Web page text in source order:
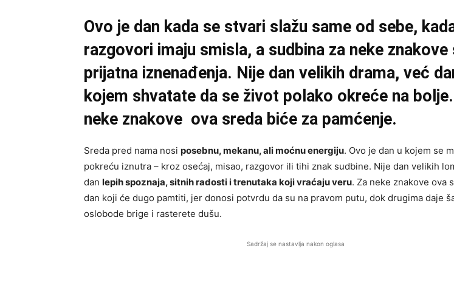
Ovo je dan kada se stvari slažu same od sebe,
razgovori imaju smisla, a sudbina za neke znakove
prijatna iznenađenja. Nije dan velikih drama, već
kojem shvatate da se život polako okreće na
neke znakove ova sreda biće za pamćenje.
Sreda pred nama nosi posebnu, mekanu, ali moćnu energiju. Ovo je dan u kojem se
pokreću iznutra – kroz osećaj, misao, razgovor ili tihi znak sudbine. Nije dan velikih
dan lepih spoznaja, sitnih radosti i trenutaka koji vraćaju veru. Za neke znakove ova
dan koji će dugo pamtiti, jer donosi potvrdu da su na pravom putu, dok drugima daje
oslobode brige i rasterete dušu.
Sadržaj se nastavlja nakon oglasa